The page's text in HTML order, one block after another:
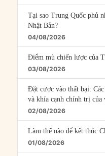
Tại sao Trung Quốc phủ
Nhật Bản?
04/08/2026
Điểm mù chiến lược của
03/08/2026
Đặt cược vào thất bại:
và khía cạnh chính trị
02/08/2026
Làm thế nào để kết thúc
01/08/2026